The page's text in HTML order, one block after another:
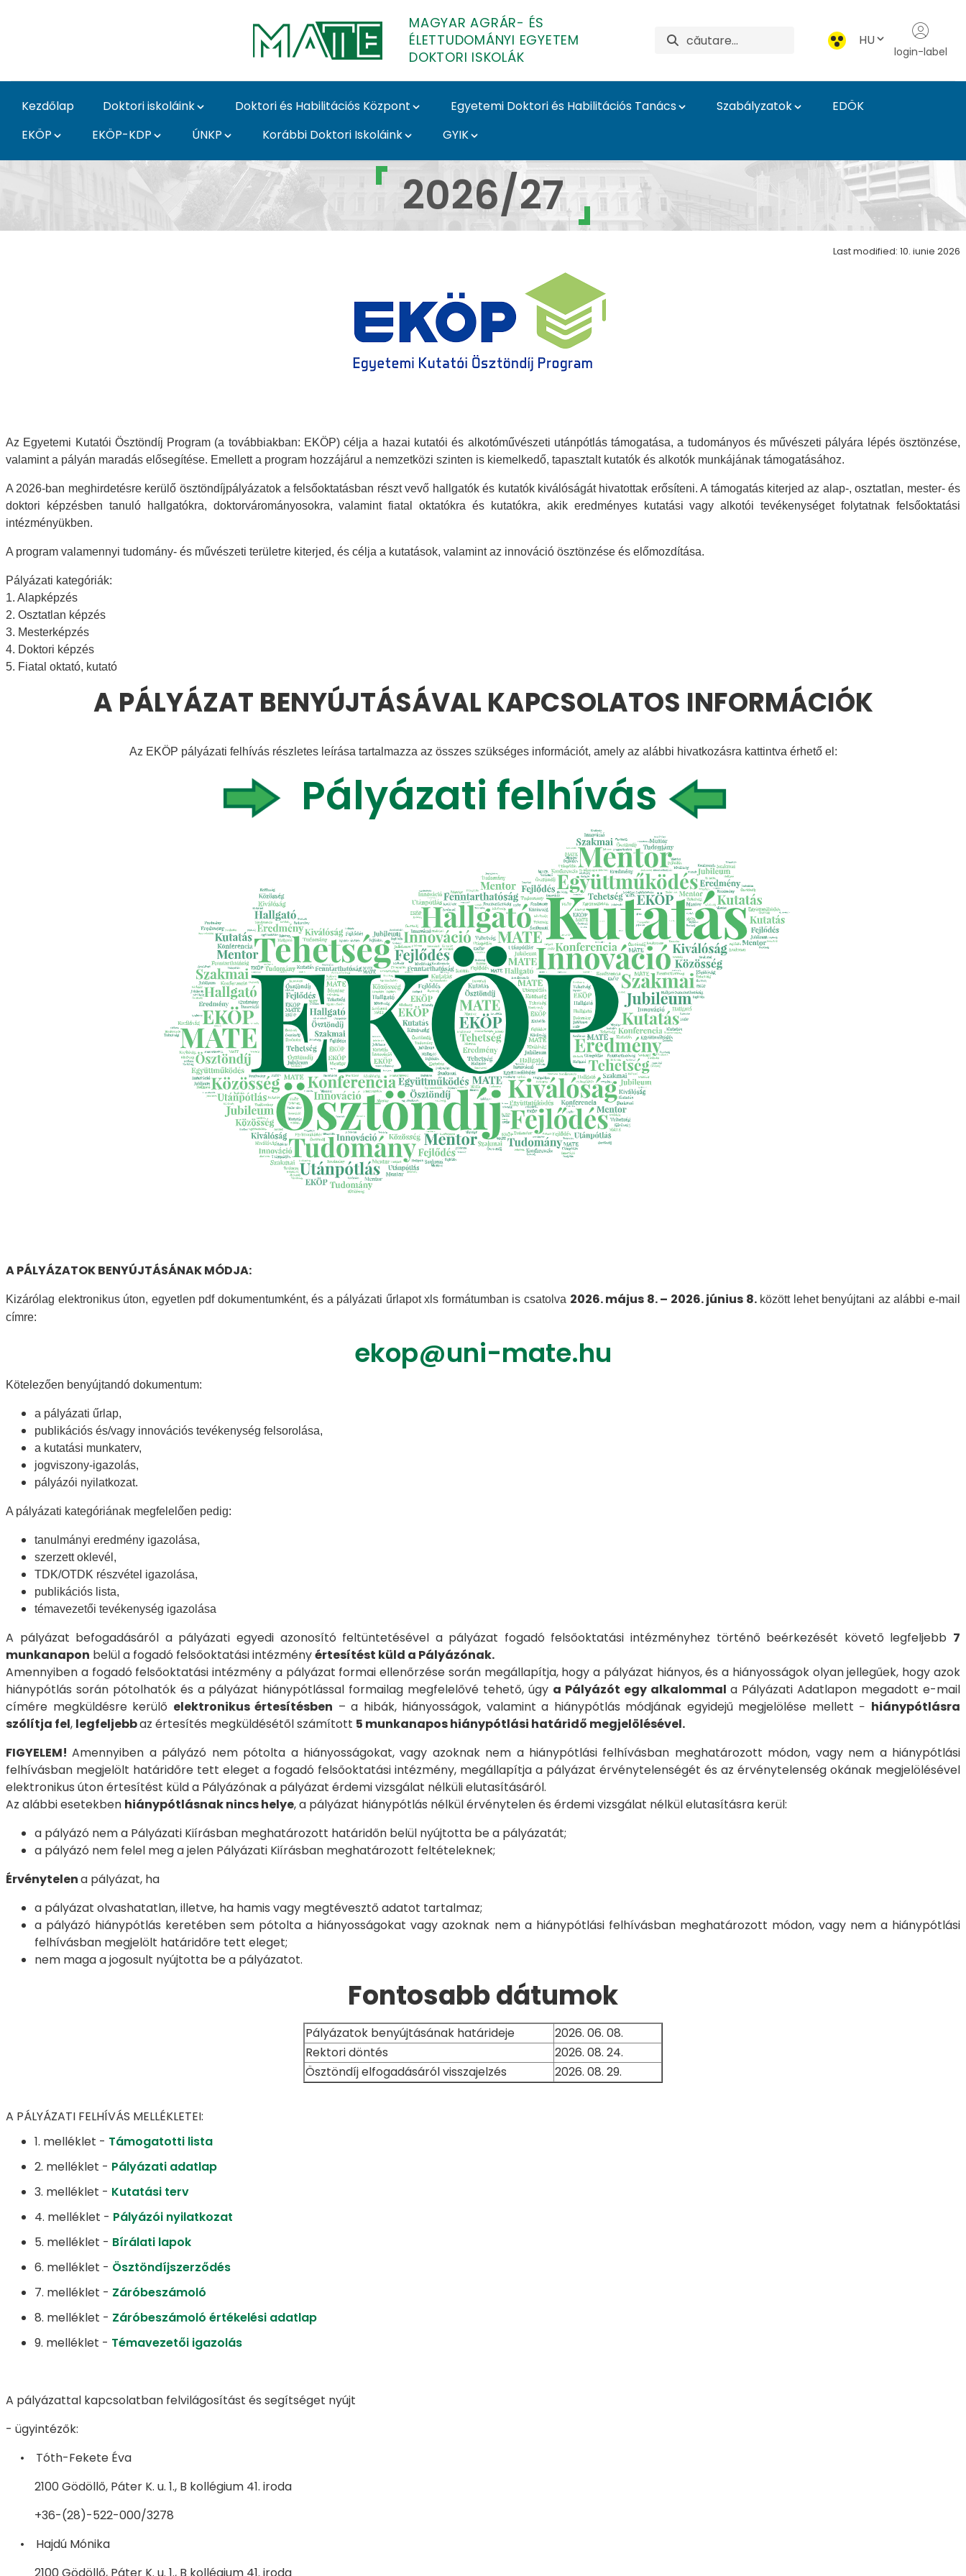
MAGYAR AGRÁR- ÉS
ÉLETTUDOMÁNYI EGYETEM
DOKTORI ISKOLÁK
HU
login-label
Kezdőlap Doktori iskoláink Doktori és Habilitációs Központ Egyetemi Doktori és Habilitációs Tanács Szabályzatok
EDÖK
EKÖP
EKÖP-KDP ÚNKP Korábbi Doktori Iskoláink GYIK
2026/27 - MATE Doktori Iskolák2026/27
Last modified: 10. iunie 2026
Az Egyetemi Kutatói Ösztöndíj Program (a továbbiakban: EKÖP) célja a hazai kutatói és alkotóművészeti utánpótlás támogatása, a tudományos és művészeti pályára lépés ösztönzése,
valamint a pályán maradás elősegítése. Emellett a program hozzájárul a nemzetközi szinten is kiemelkedő, tapasztalt kutatók és alkotók munkájának támogatásához.
A 2026-ban meghirdetésre kerülő ösztöndíjpályázatok a felsőoktatásban részt vevő hallgatók és kutatók kiválóságát hivatottak erősíteni. A támogatás kiterjed az alap-, osztatlan, mester- és
doktori képzésben tanuló hallgatókra, doktorvárományosokra, valamint fiatal oktatókra és kutatókra, akik eredményes kutatási vagy alkotói tevékenységet folytatnak felsőoktatási
intézményükben.
A program valamennyi tudomány- és művészeti területre kiterjed, és célja a kutatások, valamint az innováció ösztönzése és előmozdítása.
Pályázati kategóriák:
1. Alapképzés
2. Osztatlan képzés
3. Mesterképzés
4. Doktori képzés
5. Fiatal oktató, kutató
A PÁLYÁZAT BENYÚJTÁSÁVAL KAPCSOLATOS INFORMÁCIÓK
Az EKÖP pályázati felhívás részletes leírása tartalmazza az összes szükséges információt, amely az alábbi hivatkozásra kattintva érhető el:
Pályázati felhívás
A PÁLYÁZATOK BENYÚJTÁSÁNAK MÓDJA:
Kizárólag elektronikus úton, egyetlen pdf dokumentumként, és a pályázati űrlapot xls formátumban is csatolva 2026. május 8. – 2026. június 8.között lehet benyújtani az alábbi e-mail
címre:
ekop@uni-mate.hu
Kötelezően benyújtandó dokumentum:
a pályázati űrlap,
publikációs és/vagy innovációs tevékenység felsorolása,
a kutatási munkaterv,
jogviszony-igazolás,
pályázói nyilatkozat.
A pályázati kategóriának megfelelően pedig:
tanulmányi eredmény igazolása,
szerzett oklevél,
TDK/OTDK részvétel igazolása,
publikációs lista,
témavezetői tevékenység igazolása
A pályázat befogadásáról a pályázati egyedi azonosító feltüntetésével a pályázat fogadó felsőoktatási intézményhez történő beérkezését követő legfeljebb 7
munkanapon belül a fogadó felsőoktatási intézményértesítést küld a Pályázónak.
Amennyiben a fogadó felsőoktatási intézmény a pályázat formai ellenőrzése során megállapítja, hogy a pályázat hiányos, és a hiányosságok olyan jellegűek, hogy azok
hiánypótlás során pótolhatók és a pályázat hiánypótlással formailag megfelelővé tehető, úgy a Pályázót egy alkalommal a Pályázati Adatlapon megadott e-mail
címére megküldésre kerülő elektronikus értesítésben – a hibák, hiányosságok, valamint a hiánypótlás módjának egyidejű megjelölése mellett − hiánypótlásra
szólítja fel, legfeljebbaz értesítés megküldésétől számított 5 munkanapos hiánypótlási határidő megjelölésével.
FIGYELEM!Amennyiben a pályázó nem pótolta a hiányosságokat, vagy azoknak nem a hiánypótlási felhívásban meghatározott módon, vagy nem a hiánypótlási
felhívásban megjelölt határidőre tett eleget a fogadó felsőoktatási intézmény, megállapítja a pályázat érvénytelenségét és az érvénytelenség okának megjelölésével
elektronikus úton értesítést küld a Pályázónak a pályázat érdemi vizsgálat nélküli elutasításáról.
Az alábbi esetekben hiánypótlásnak nincs helye, a pályázat hiánypótlás nélkül érvénytelen és érdemi vizsgálat nélkül elutasításra kerül:
a pályázó nem a Pályázati Kiírásban meghatározott határidőn belül nyújtotta be a pályázatát;
a pályázó nem felel meg a jelen Pályázati Kiírásban meghatározott feltételeknek;
Érvénytelena pályázat, ha
a pályázat olvashatatlan, illetve, ha hamis vagy megtévesztő adatot tartalmaz;
a pályázó hiánypótlás keretében sem pótolta a hiányosságokat vagy azoknak nem a hiánypótlási felhívásban meghatározott módon, vagy nem a hiánypótlási
felhívásban megjelölt határidőre tett eleget;
nem maga a jogosult nyújtotta be a pályázatot.
Fontosabb dátumok
Pályázatok benyújtásának határideje
2026. 06. 08.
Rektori döntés
2026. 08. 24.
Ösztöndíj elfogadásáról visszajelzés
2026. 08. 29.
A PÁLYÁZATI FELHÍVÁS MELLÉKLETEI:
1. melléklet - Támogatotti lista
2. melléklet - Pályázati adatlap
3. melléklet - Kutatási terv
4. melléklet - Pályázói nyilatkozat
5. melléklet - Bírálati lapok
6. melléklet - Ösztöndíjszerződés
7. melléklet - Záróbeszámoló
8. melléklet - Záróbeszámoló értékelési adatlap
9. melléklet - Témavezetői igazolás
A pályázattal kapcsolatban felvilágosítást és segítséget nyújt
- ügyintézők:
• Tóth-Fekete Éva
2100 Gödöllő, Páter K. u. 1., B kollégium 41. iroda
+36-(28)-522-000/3278
• Hajdú Mónika